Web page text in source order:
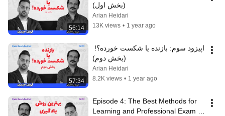
56:14
(بخش اول)
Arian Heidari
13K views • 1 year ago
57:34
(بخش دوم)
Arian Heidari
8.2K views • 1 year ago
Episode 4: The Best Methods for
Learning and Professional Exam